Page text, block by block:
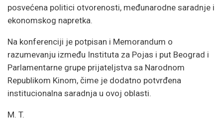
posvećena politici otvorenosti, međunarodne saradnje i
ekonomskog napretka.
Na konferenciji je potpisan i Memorandum o
razumevanju između Instituta za Pojas i put Beograd i
Parlamentarne grupe prijateljstva sa Narodnom
Republikom Kinom, čime je dodatno potvrđena
institucionalna saradnja u ovoj oblasti.
M. T.